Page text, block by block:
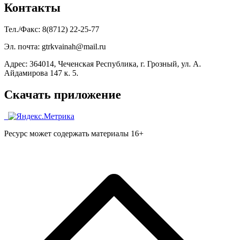
Контакты
Тел./Факс: 8(8712) 22-25-77
Эл. почта: gtrkvainah@mail.ru
Адрес: 364014, Чеченская Республика, г. Грозный, ул. А.
Айдамирова 147 к. 5.
Скачать приложение
Ресурс может содержать материалы 16+